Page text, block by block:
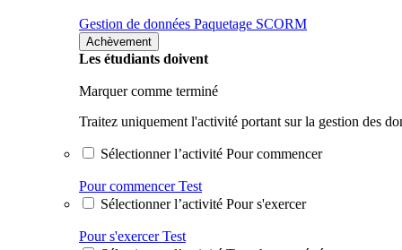
Gestion de données Paquetage SCORM
Achèvement
Les étudiants doivent
Marquer comme terminé
Traitez uniquement l'activité portant sur la gestion des
Sélectionner l’activité Pour commencer
Pour commencerTest
Sélectionner l’activité Pour s'exercer
Pour s'exercerTest